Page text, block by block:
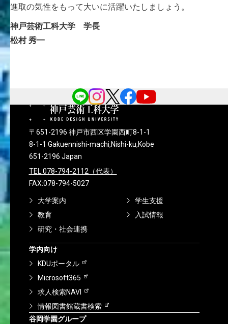
進取の気性をもって大いに活躍いたしましょう。
神戸芸術工科大学 学長
松村 秀一
〒651-2196 神戸市西区学園西町8-1-1
8-1-1 Gakuennishi-machi,Nishi-ku,Kobe
651-2196 Japan
TEL:078-794-2112（代表）
FAX:078-794-5027
大学案内
学生支援
教育
入試情報
研究・社会連携
学内向け
KDUポータル
Microsoft365
求人検索NAVI
情報図書館蔵書検索
谷岡学園グループ